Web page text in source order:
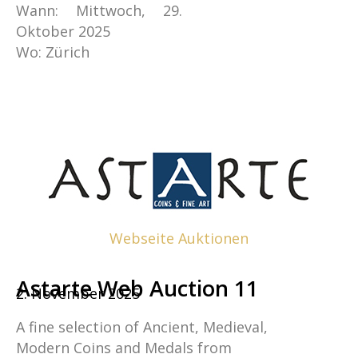
Wann: Mittwoch, 29.
Oktober 2025
Wo: Zürich
Webseite Auktionen
Astarte Web Auction 11
2. November 2025
A fine selection of Ancient, Medieval,
Modern Coins and Medals from